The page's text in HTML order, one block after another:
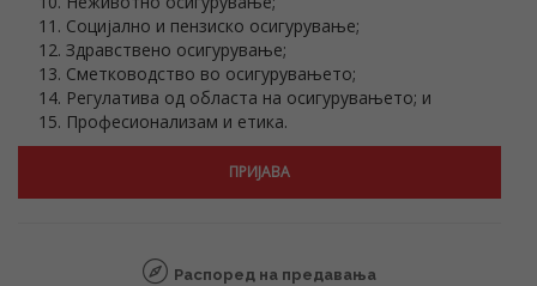
Социјално и пензиско осигурување;
Здравствено осигурување;
Сметководство во осигурувањето;
Регулатива од областа на осигурувањето; и
Професионализам и eтика.
ПРИЈАВА
Распоред на предавања